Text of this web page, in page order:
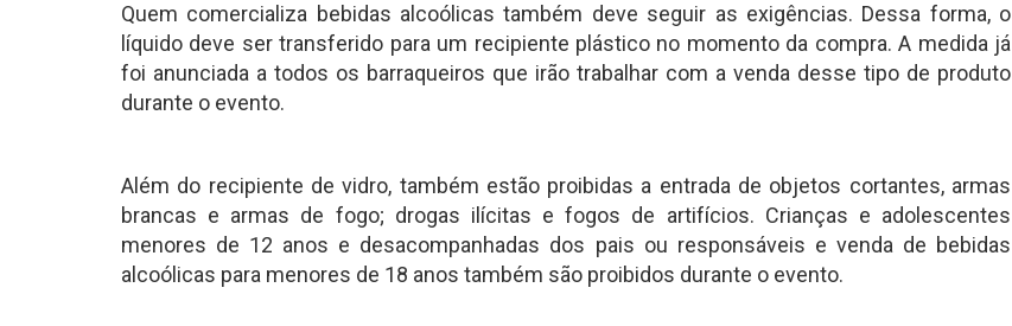
Quem comercializa bebidas alcoólicas também deve seguir as exigências. Dessa forma, o
líquido deve ser transferido para um recipiente plástico no momento da compra. A medida já
foi anunciada a todos os barraqueiros que irão trabalhar com a venda desse tipo de produto
durante o evento.
Além do recipiente de vidro, também estão proibidas a entrada de objetos cortantes, armas
brancas e armas de fogo; drogas ilícitas e fogos de artifícios. Crianças e adolescentes
menores de 12 anos e desacompanhadas dos pais ou responsáveis e venda de bebidas
alcoólicas para menores de 18 anos também são proibidos durante o evento.